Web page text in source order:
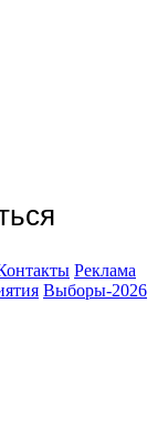
Реклама
Выборы-2026